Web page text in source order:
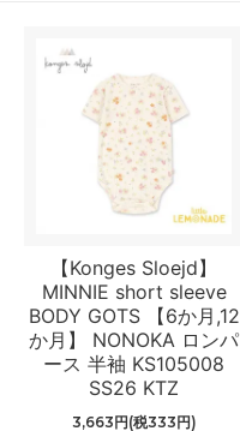
【Konges Sloejd】
MINNIE short sleeve
BODY GOTS 【6か月,12
か月】 NONOKA ロンパ
ース 半袖 KS105008
SS26 KTZ
3,663円(税333円)